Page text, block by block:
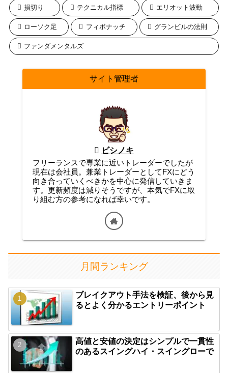
損切り テクニカル指標 エリオット波動
ローソク足 フィボナッチ グランビルの法則
ファンダメンタルズ
サイト管理者
ビシノキ
フリーランスで専業に近いトレーダーでしたが
現在は会社員。兼業トレーダーとしてFXにどう
向き合っていくべきかを中心に発信していきま
す。更新頻度は減りそうですが、本気でFXに取
り組む方の参考になれば幸いです。
月間ランキング
ブレイクアウト手法を検証、後から見
るとよく分かるエントリーポイント
高値と安値の決定はシンプルで一貫性
のあるスイングハイ・スイングローで